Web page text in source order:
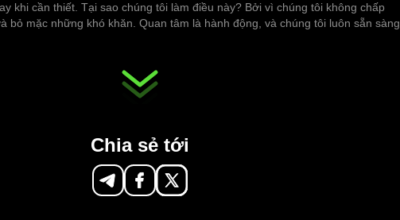
khi cần thiết. Tại sao chúng tôi làm điều này? Bởi vì chúng tôi không chấp
bỏ mặc những khó khăn. Quan tâm là hành động, và chúng tôi luôn sẵn sàng
Chia sẻ tới